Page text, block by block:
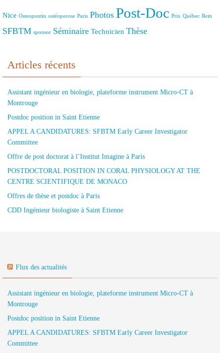
Nice Osteopontin ostéoporose Paris Photos Post-Doc Prix Québec Rein
SFBTM sponsor Séminaire Technicien Thèse
Articles récents
Assistant ingénieur en biologie, plateforme instrument Micro-CT à
Montrouge
Postdoc position in Saint Etienne
APPEL A CANDIDATURES: SFBTM Early Career Investigator
Committee
Offre de post doctorat à l’Institut Imagine à Paris
POSTDOCTORAL POSITION IN CORAL PHYSIOLOGY AT THE
CENTRE SCIENTIFIQUE DE MONACO
Offres de thèse et postdoc à Paris
CDD Ingénieur biologiste à Saint Etienne
Flux des actualités
Assistant ingénieur en biologie, plateforme instrument Micro-CT à
Montrouge
Postdoc position in Saint Etienne
APPEL A CANDIDATURES: SFBTM Early Career Investigator
Committee